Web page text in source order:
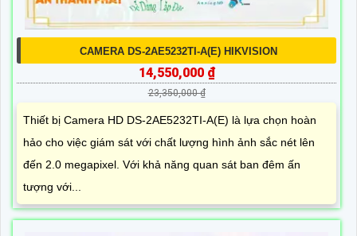
CAMERA DS-2AE5232TI-A(E) HIKVISION
14,550,000 ₫
23,350,000 ₫
Thiết bị Camera HD DS-2AE5232TI-A(E) là lựa chọn hoàn
hảo cho việc giám sát với chất lượng hình ảnh sắc nét lên
đến 2.0 megapixel. Với khả năng quan sát ban đêm ấn
tượng với...